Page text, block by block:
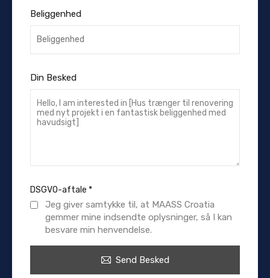
Beliggenhed
Din Besked
DSGVO-aftale *
Jeg giver samtykke til, at MAASS Croatia
gemmer mine indsendte oplysninger, så I kan
besvare min henvendelse.
Send Besked